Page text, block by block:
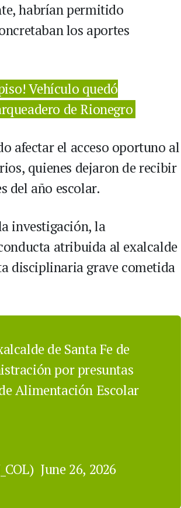
habrían permitido
los aportes
Vehículo quedó
de Rionegro
afectar el acceso oportuno al
quienes dejaron de recibir
del año escolar.
investigación, la
atribuida al exalcalde
disciplinaria grave cometida
de Santa Fe de
por presuntas
Alimentación Escolar
June 26, 2026